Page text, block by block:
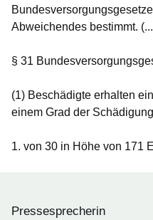
Abweichendes bestimmt.
§ 31
(1) Beschädigte erhalten
einem Grad der
1. von 30 in Höhe von 171
Pressesprecherin